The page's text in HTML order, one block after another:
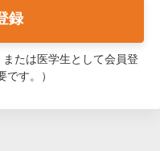
録
たは医学生として会員登
す。）